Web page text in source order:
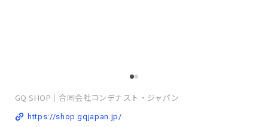
GQ SHOP｜合同会社コンデナスト・ジャパン
https://shop.gqjapan.jp/